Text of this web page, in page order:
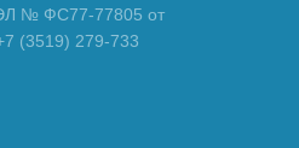
ЭЛ № ФС77-77805 от
(3519) 279-733